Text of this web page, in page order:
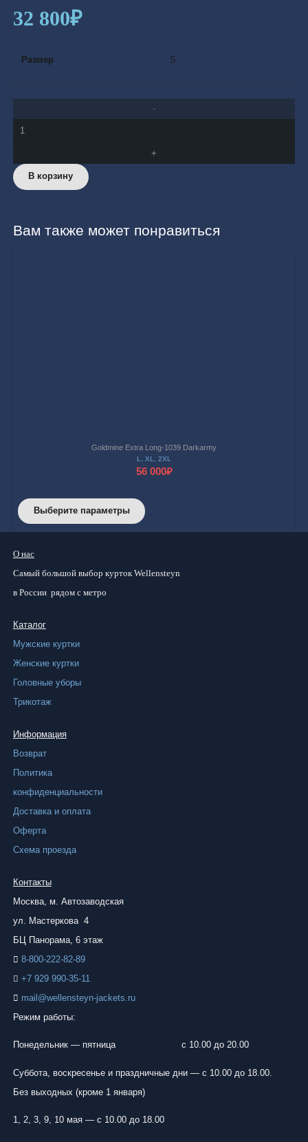
32 800₽
Размер S
Количество
Aruba-
382
В корзину
Вам также может понравиться
Goldmine Extra Long-1039 Darkarmy
L XL 2XL
56 000₽
Выберите параметры Этот
О нас
Самый большой выбор куртокWellensteyn
в России рядом с метро
Каталог
Мужские куртки
Женские куртки
Головные уборы
Трикотаж
Информация
Возврат
Политика
конфиденциальности
Доставка и оплата
Оферта
Схема проезда
Контакты
Москва, м. Автозаводская
ул. Мастеркова 4
БЦ Панорама, 6 этаж
8-800-222-82-89
+7 929 990-35-11
mail@wellensteyn-jackets.ru
Режим работы:
Понедельник — пятница с 10.00 до 20.00
Суббота, воскресенье и праздничные дни — с 10.00 до 18.00.
Без выходных (кроме 1 января)
1, 2, 3, 9, 10 мая — с 10.00 до 18.00